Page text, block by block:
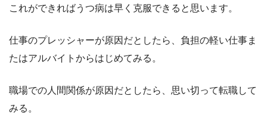
これができればうつ病は早く克服できると思います。
仕事のプレッシャーが原因だとしたら、負担の軽い仕事ま
たはアルバイトからはじめてみる。
職場での人間関係が原因だとしたら、思い切って転職して
みる。